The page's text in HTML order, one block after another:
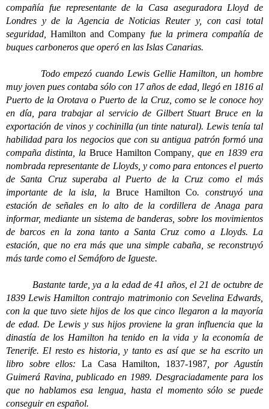
compañía fue representante de la Casa aseguradora Lloyd de
Londres y de la Agencia de Noticias Reuter y, con casi total
seguridad,Hamilton and Company fue la primera compañía de
buques carboneros que operó en las Islas Canarias.
Todo empezó cuando Lewis Gellie Hamilton, un hombre
muy joven pues contaba sólo con 17 años de edad, llegó en 1816 al
Puerto de la Orotava o Puerto de la Cruz, como se le conoce hoy
en día, para trabajar al servicio de Gilbert Stuart Bruce en la
exportación de vinos y cochinilla (un tinte natural). Lewis tenía tal
habilidad para los negocios que con su antigua patrón formó una
compaña distinta, la Bruce Hamilton Company , que en 1839 era
nombrada representante de Lloyds, y como para entonces el puerto
de Santa Cruz superaba al Puerto de la Cruz como el más
importante de la isla, la Bruce Hamilton Co. construyó una
estación de señales en lo alto de la cordillera de Anaga para
informar, mediante un sistema de banderas, sobre los movimientos
de barcos en la zona tanto a Santa Cruz como a Lloyds. La
estación, que no era más que una simple cabaña, se reconstruyó
más tarde como el Semáforo de Igueste.
Bastante tarde, ya a la edad de 41 años, el 21 de octubre de
1839 Lewis Hamilton contrajo matrimonio con Sevelina Edwards,
con la que tuvo siete hijos de los que cinco llegaron a la mayoría
de edad. De Lewis y sus hijos proviene la gran influencia que la
dinastía de los Hamilton ha tenido en la vida y la economía de
Tenerife. El resto es historia, y tanto es así que se ha escrito un
libro sobre ellos: La Casa Hamilton, 1837-1987, por Agustín
Guimerá Ravina, publicado en 1989. Desgraciadamente para los
que no hablamos esa lengua, hasta el momento sólo se puede
conseguir en español.